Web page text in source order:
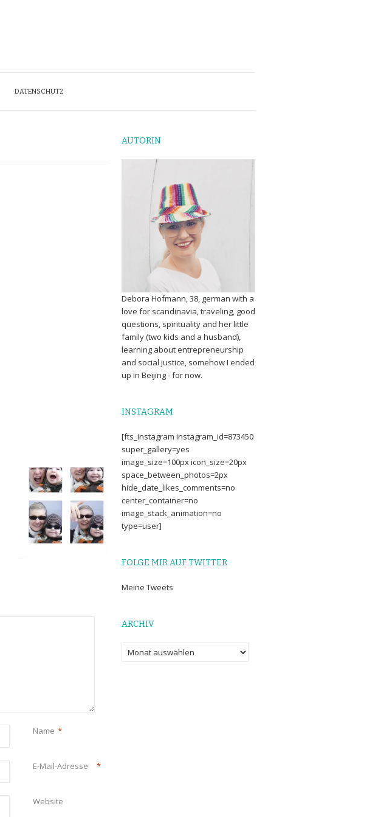
DATENSCHUTZ
Name *
E-Mail-Adresse *
Website
AUTORIN
Debora Hofmann, 38, german with a
love for scandinavia, traveling, good
questions, spirituality and her little
family (two kids and a husband),
learning about entrepreneurship
and social justice, somehow I ended
up in Beijing - for now.
INSTAGRAM
[fts_instagram instagram_id=873450
super_gallery=yes
image_size=100px icon_size=20px
space_between_photos=2px
hide_date_likes_comments=no
center_container=no
image_stack_animation=no
type=user]
FOLGE MIR AUF TWITTER
Meine Tweets
ARCHIV
Archiv